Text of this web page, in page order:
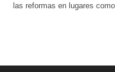
las reformas en lugares